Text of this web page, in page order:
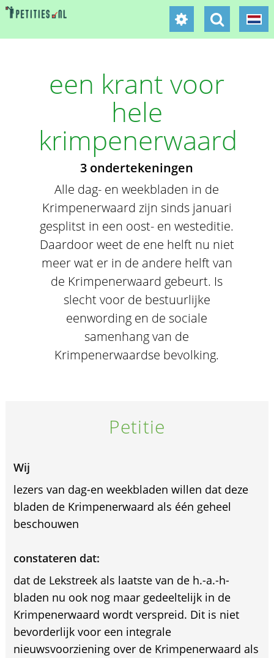
een krant voor
hele
krimpenerwaard
3 ondertekeningen
Alle dag- en weekbladen in de
Krimpenerwaard zijn sinds januari
gesplitst in een oost- en westeditie.
Daardoor weet de ene helft nu niet
meer wat er in de andere helft van
de Krimpenerwaard gebeurt. Is
slecht voor de bestuurlijke
eenwording en de sociale
samenhang van de
Krimpenerwaardse bevolking.
Petitie
Wij
lezers van dag-en weekbladen willen dat deze
bladen de Krimpenerwaard als één geheel
beschouwen
constateren dat:
dat de Lekstreek als laatste van de h.-a.-h-
bladen nu ook nog maar gedeeltelijk in de
Krimpenerwaard wordt verspreid. Dit is niet
bevorderlijk voor een integrale
nieuwsvoorziening over de Krimpenerwaard als